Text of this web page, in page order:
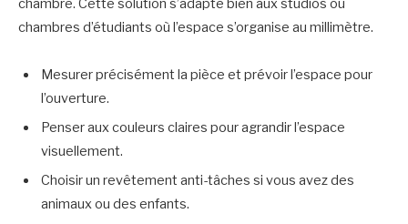
chambre. Cette solution s’adapte bien aux studios ou
chambres d’étudiants où l’espace s’organise au millimètre.
Mesurer précisément la pièce et prévoir l’espace pour
l’ouverture.
Penser aux couleurs claires pour agrandir l’espace
visuellement.
Choisir un revêtement anti-tâches si vous avez des
animaux ou des enfants.